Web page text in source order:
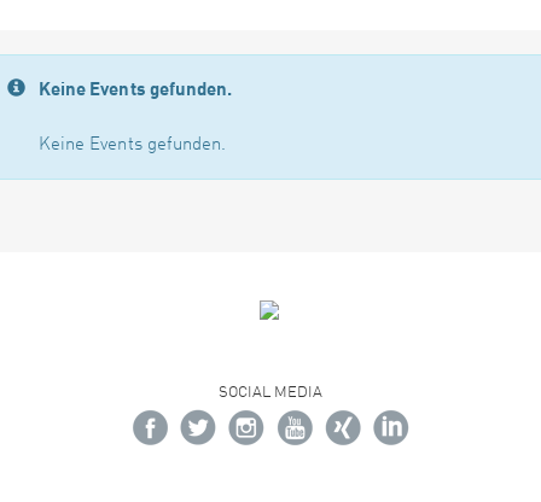
Keine Events gefunden.
Keine Events gefunden.
SOCIAL MEDIA